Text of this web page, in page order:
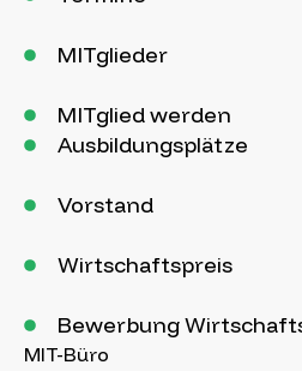
MITglieder
MITglied werden
Ausbildungsplätze
Vorstand
Wirtschaftspreis
Bewerbung
MIT-Büro